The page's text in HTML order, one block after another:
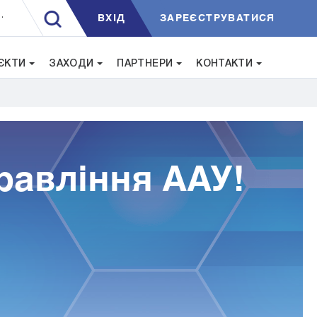
ВXIД ЗАРЕЄСТРУВАТИСЯ
ЗАХОДИ ПАРТНЕРИ КОНТАКТИ
ААУ!